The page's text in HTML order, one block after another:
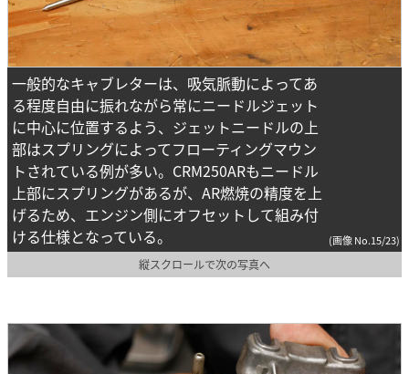
一般的なキャブレターは、吸気脈動によってあ
る程度自由に振れながら常にニードルジェット
に中心に位置するよう、ジェットニードルの上
部はスプリングによってフローティングマウン
トされている例が多い。CRM250ARもニードル
上部にスプリングがあるが、AR燃焼の精度を上
げるため、エンジン側にオフセットして組み付
ける仕様となっている。
(画像 No.15/23)
縦スクロールで次の写真へ